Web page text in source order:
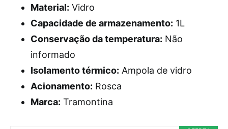
Material: Vidro
Capacidade de armazenamento: 1L
Conservação da temperatura: Não
informado
Isolamento térmico: Ampola de vidro
Acionamento: Rosca
Marca: Tramontina